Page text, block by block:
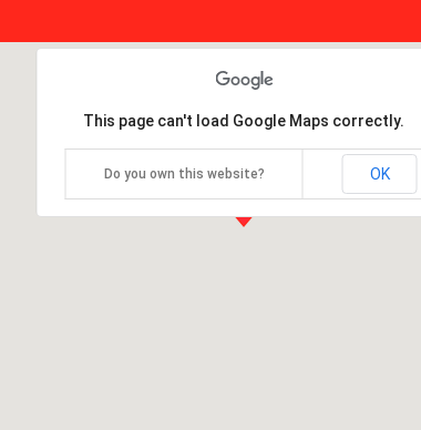
This page can't load Google Maps correctly.
Do you own this website? OK